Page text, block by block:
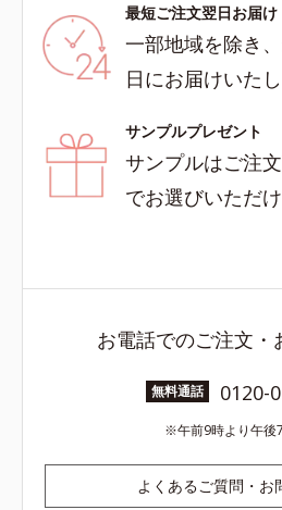
最短ご注文翌日お届け
一部地域を除き
日にお届けいた
サンプルプレゼント
サンプルはご注
でお選びいただ
お電話でのご注文・
無料通話 0120-
午前9時より午後
よくあるご質問・お